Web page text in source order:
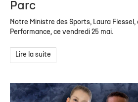
Parc
Notre Ministre des Sports, Laura
Performance, ce vendredi 25 mai.
Lire la suite